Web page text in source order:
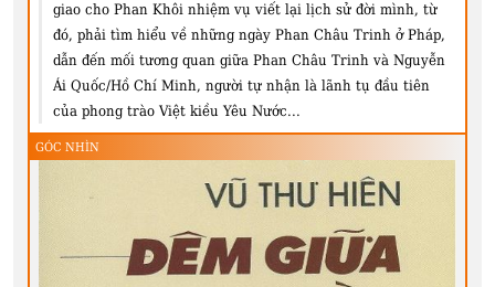
giao cho Phan Khôi nhiệm vụ viết lại lịch sử đời mình, từ
đó, phải tìm hiểu về những ngày Phan Châu Trinh ở Pháp,
dẫn đến mối tương quan giữa Phan Châu Trinh và Nguyễn
Ái Quốc/Hồ Chí Minh, người tự nhận là lãnh tụ đầu tiên
của phong trào Việt kiều Yêu Nước...
GÓC NHÌN